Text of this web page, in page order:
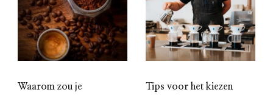
Waarom zou je
Tips voor het kiezen